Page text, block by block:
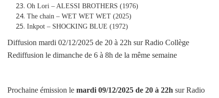
Oh Lori – ALESSI BROTHERS (1976)
The chain – WET WET WET (2025)
Inkpot – SHOCKING BLUE (1972)
Diffusion mardi 02/12/2025 de 20 à 22h sur Radio Collège
Rediffusion le dimanche de 6 à 8h de la même semaine
Prochaine émission le mardi 09/12/2025 de 20 à 22h sur Radio